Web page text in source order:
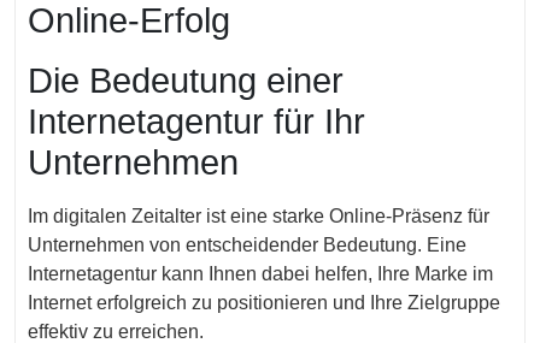
Online-Erfolg
Die Bedeutung einer
Internetagentur für Ihr
Unternehmen
Im digitalen Zeitalter ist eine starke Online-Präsenz für
Unternehmen von entscheidender Bedeutung. Eine
Internetagentur kann Ihnen dabei helfen, Ihre Marke im
Internet erfolgreich zu positionieren und Ihre Zielgruppe
effektiv zu erreichen.